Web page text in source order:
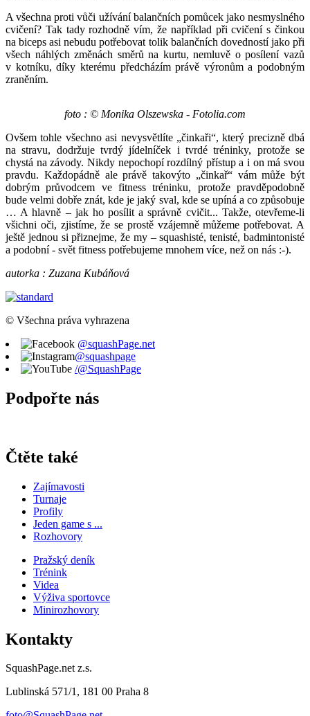
A všechna proti vůči užívání balančních pomůcek jako nesmyslného
cvičení? Tak tady rozhodně vím, že například při cvičení s činkou
na biceps asi nebudu potřebovat tolik balančních dovedností jako při
všech náhlých změnách směrů na kurtu, nemluvě o posílení vazů
v kotníku, díky kterému předcházím právě výronům a podobným
zraněním.
foto : © Monika Olszewska - Fotolia.com
Ovšem tohle všechno asi nevysvětlíte „činkaři“, který precizně dbá
na stravu, dodržuje tvrdý jídelníček i tvrdé tréninky, protože se
chystá na závody. Nikdy nepochopí rozdílný přístup a i on má svou
pravdu. Každopádně ale právě takovýto „činkař“ vám může být
dobrým průvodcem ve fitness tréninku, protože pravděpodobně
bude velmi dobře znát, kde je jaký sval, kde se upíná a co způsobuje
… A hlavně – jak ho posílit a správně cvičit... Takže, otevřeme-li
všichni oči, zjistíme, že se prostě vzájemně můžeme potřebovat. A
ještě jednou si přiznejme, že my – squashisté, tenisté, badmintonisté
a podobní - svět fitness potřebujeme mnohem více, než on nás :-).
autorka : Zuzana Kubáňová
© Všechna práva vyhrazena
@squashPage.net
@squashpage
/@SquashPage
Podpořte nás
Čtěte také
Zajímavosti
Turnaje
Profily
Jeden game s ...
Rozhovory
Pražský deník
Trénink
Videa
Výživa sportovce
Minirozhovory
Kontakty
SquashPage.net z.s.
Lublinská 571/1, 181 00 Praha 8